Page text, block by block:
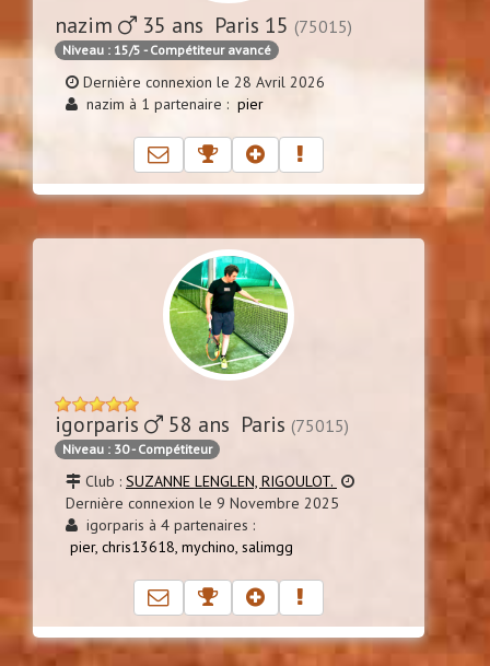
nazim 35 ans Paris 15 (75015)
Niveau : 15/5 - Compétiteur avancé
Dernière connexion le 28 Avril 2026
nazim à 1 partenaire : pier
igorparis 58 ans Paris (75015)
Niveau : 30 - Compétiteur
Club : SUZANNE LENGLEN, RIGOULOT.
Dernière connexion le 9 Novembre 2025
igorparis à 4 partenaires :
pier, chris13618, mychino, salimgg